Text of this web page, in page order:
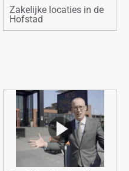
Zakelijke locaties in de
Hofstad